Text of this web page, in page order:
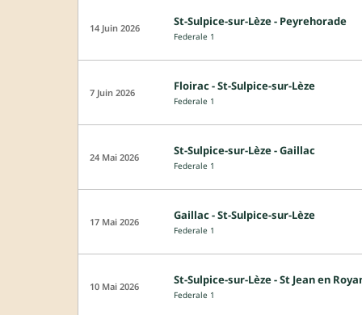
14 Juin 2026 St-Sulpice-sur-Lèze - Peyrehorade
Federale 1
7 Juin 2026 Floirac - St-Sulpice-sur-Lèze
Federale 1
24 Mai 2026 St-Sulpice-sur-Lèze - Gaillac
Federale 1
17 Mai 2026 Gaillac - St-Sulpice-sur-Lèze
Federale 1
10 Mai 2026 St-Sulpice-sur-Lèze - St Jean en
Federale 1